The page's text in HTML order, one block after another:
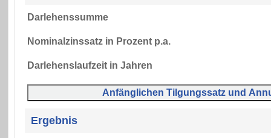
Darlehenssumme
Nominalzinssatz in Prozent p.a.
Darlehenslaufzeit in Jahren
Ergebnis